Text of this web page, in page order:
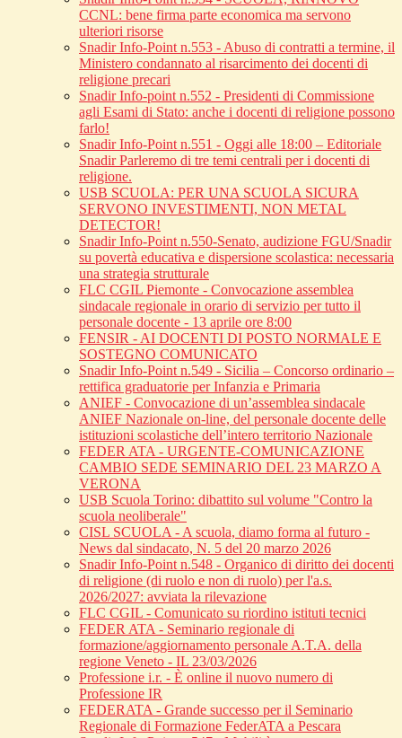
CCNL: bene firma parte economica ma servono
ulteriori risorse
Snadir Info-Point n.553 - Abuso di contratti a termine, il
Ministero condannato al risarcimento dei docenti di
religione precari
Snadir Info-point n.552 - Presidenti di Commissione
agli Esami di Stato: anche i docenti di religione possono
farlo!
Snadir Info-Point n.551 - Oggi alle 18:00 – Editoriale
Snadir Parleremo di tre temi centrali per i docenti di
religione.
USB SCUOLA: PER UNA SCUOLA SICURA
SERVONO INVESTIMENTI, NON METAL
DETECTOR!
Snadir Info-Point n.550-Senato, audizione FGU/Snadir
su povertà educativa e dispersione scolastica: necessaria
una strategia strutturale
FLC CGIL Piemonte - Convocazione assemblea
sindacale regionale in orario di servizio per tutto il
personale docente - 13 aprile ore 8:00
FENSIR - AI DOCENTI DI POSTO NORMALE E
SOSTEGNO COMUNICATO
Snadir Info-Point n.549 - Sicilia – Concorso ordinario –
rettifica graduatorie per Infanzia e Primaria
ANIEF - Convocazione di un’assemblea sindacale
ANIEF Nazionale on-line, del personale docente delle
istituzioni scolastiche dell’intero territorio Nazionale
FEDER ATA - URGENTE-COMUNICAZIONE
CAMBIO SEDE SEMINARIO DEL 23 MARZO A
VERONA
USB Scuola Torino: dibattito sul volume "Contro la
scuola neoliberale"
CISL SCUOLA - A scuola, diamo forma al futuro -
News dal sindacato, N. 5 del 20 marzo 2026
Snadir Info-Point n.548 - Organico di diritto dei docenti
di religione (di ruolo e non di ruolo) per l'a.s.
2026/2027: avviata la rilevazione
FLC CGIL - Comunicato su riordino istituti tecnici
FEDER ATA - Seminario regionale di
formazione/aggiornamento personale A.T.A. della
regione Veneto - IL 23/03/2026
Professione i.r. - È online il nuovo numero di
Professione IR
FEDERATA - Grande successo per il Seminario
Regionale di Formazione FederATA a Pescara